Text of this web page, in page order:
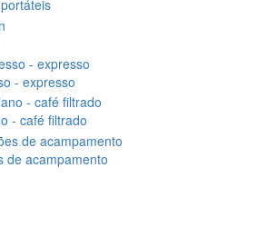
- expresso
- café filtrado
de acampamento